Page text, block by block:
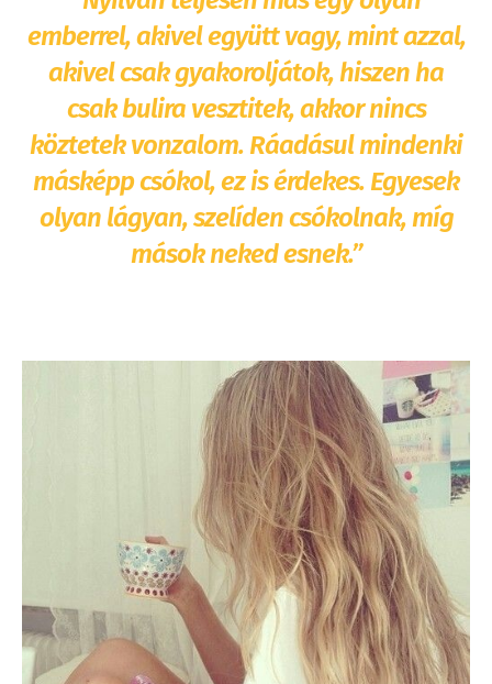
emberrel, akivel együtt vagy, mint azzal,
akivel csak gyakoroljátok, hiszen ha
csak bulira vesztitek, akkor nincs
köztetek vonzalom. Ráadásul mindenki
másképp csókol, ez is érdekes. Egyesek
olyan lágyan, szelíden csókolnak, míg
mások neked esnek.”